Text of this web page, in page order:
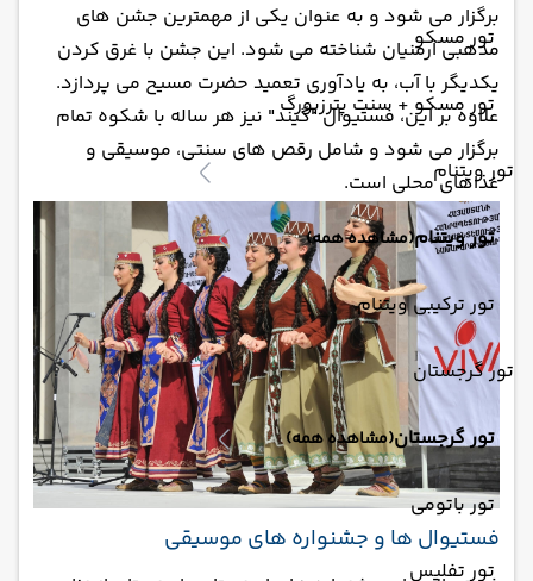
تور مسکو
تور مسکو + سنت پترزبورگ
تور ویتنام
تور ویتنام(مشاهده همه)
تور ترکیبی ویتنام
تور گرجستان
تور گرجستان(مشاهده همه)
تور باتومی
تور تفلیس
برگزار می شود و به عنوان یکی از مهمترین جشن های
مذهبی ارمنیان شناخته می شود. این جشن با غرق کردن
یکدیگر با آب، به یادآوری تعمید حضرت مسیح می پردازد.
علاوه بر این، فستیوال "گیند" نیز هر ساله با شکوه تمام
برگزار می شود و شامل رقص های سنتی، موسیقی و
غذاهای محلی است.
فستیوال ها و جشنواره های موسیقی